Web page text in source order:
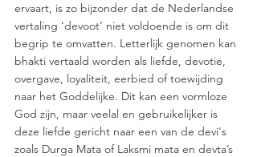
ervaart, is zo bijzonder dat de Nederlandse
vertaling ‘devoot’ niet voldoende is om dit
begrip te omvatten. Letterlijk genomen kan
bhakti vertaald worden als liefde, devotie,
overgave, loyaliteit, eerbied of toewijding
naar het Goddelijke. Dit kan een vormloze
God zijn, maar veelal en gebruikelijker is
deze liefde gericht naar een van de devi's
zoals Durga Mata of Laksmi mata en devta’s